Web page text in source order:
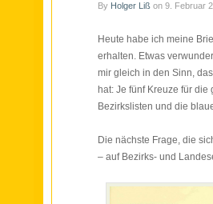
By Holger Liß on 9. Februar
Heute habe ich meine
erhalten. Etwas
mir gleich in den Sinn,
hat: Je fünf Kreuze für
Bezirkslisten und die
Die nächste Frage, die
– auf Bezirks- und